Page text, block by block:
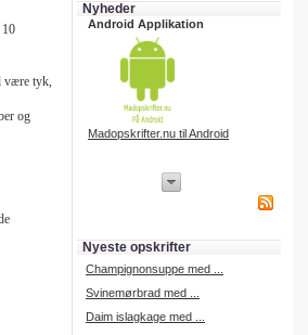
være tyk,
og
Nyheder
Android Applikation
Madopskrifter.nu til Android
iPhone udvikling
Nyeste opskrifter
Champignonsuppe med ...
Svinemørbrad med ...
Daim islagkage med ...